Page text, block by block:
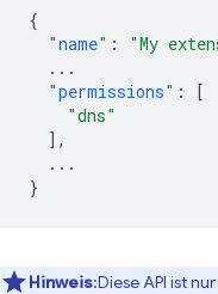
{
"name" : "My
...
"permissions" :
[
"dns"
],
...
}
Hinweis:Diese API ist